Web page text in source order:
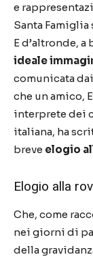
e
Santa Famiglia
E d’altronde, a
ideale
comunicata
che un amico,
interprete dei
italiana, ha
breve elogio
Elogio alla
Che, come
nei giorni di
della